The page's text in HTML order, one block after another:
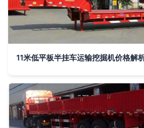
11米低平板半挂车运输挖掘机价格解